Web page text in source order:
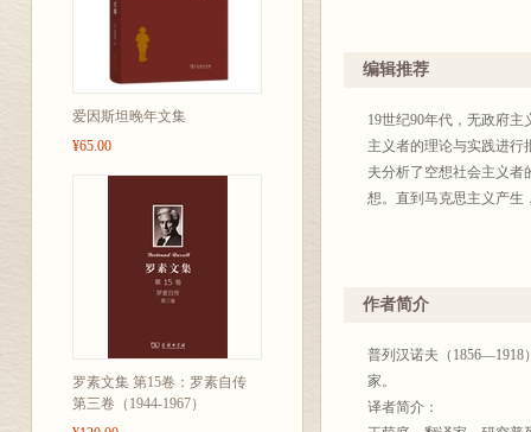
爱因斯坦晚年文集
¥65.00
罗素文集 第15卷：罗素自传
第三卷（1944-1967）
编辑推荐
19世纪90年代，无政府
主义者的理论与实践进行
夫分析了空想社会主义者
想。直到马克思主义产生
作者简介
普列汉诺夫（1856—1918
家。
译者简介：